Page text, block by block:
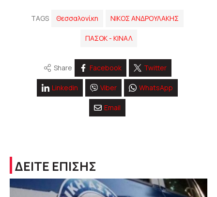
TAGS Θεσσαλονίκη ΝΙΚΟΣ ΑΝΔΡΟΥΛΑΚΗΣ
ΠΑΣΟΚ - ΚΙΝΑΛ
Share Facebook Twitter
Linkedin Viber WhatsApp
Email
ΔΕΙΤΕ ΕΠΙΣΗΣ